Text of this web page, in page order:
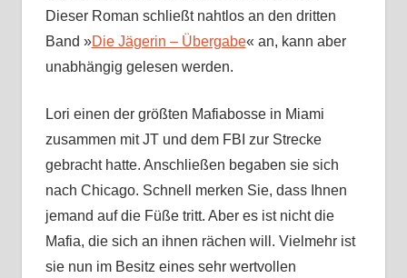
Dieser Roman schließt nahtlos an den dritten
Band »Die Jägerin – Übergabe« an, kann aber
unabhängig gelesen werden.
Lori einen der größten Mafiabosse in Miami
zusammen mit JT und dem FBI zur Strecke
gebracht hatte. Anschließen begaben sie sich
nach Chicago. Schnell merken Sie, dass Ihnen
jemand auf die Füße tritt. Aber es ist nicht die
Mafia, die sich an ihnen rächen will. Vielmehr ist
sie nun im Besitz eines sehr wertvollen